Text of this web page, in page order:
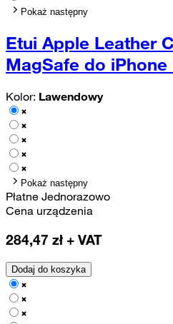
Pokaż następny
Etui Apple Leather
MagSafe do iPhone
Kolor: Lawendowy
Pokaż następny
Płatne Jednorazowo
Cena urządzenia
284,47 zł + VAT
Dodaj do koszyka